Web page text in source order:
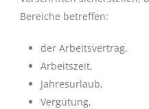
Bereiche betreffen:
der Arbeitsvertrag,
Arbeitszeit,
Jahresurlaub,
Vergütung,